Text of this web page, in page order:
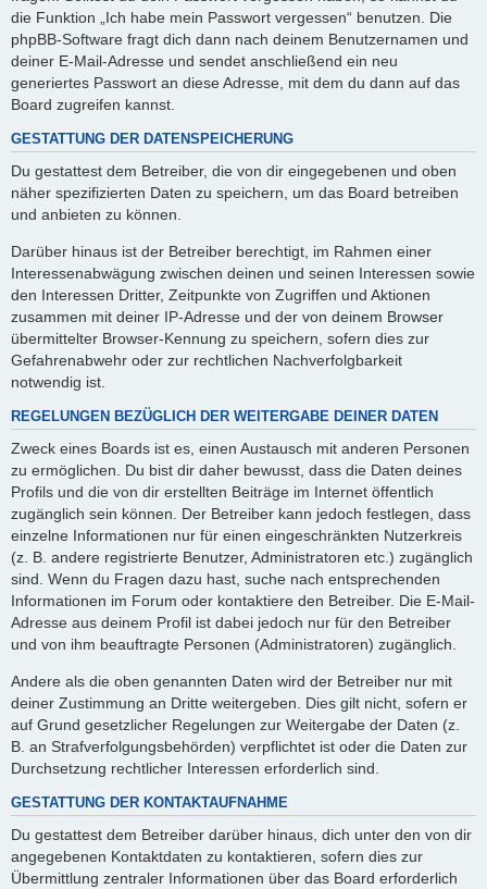
die Funktion „Ich habe mein Passwort vergessen“ benutzen. Die
phpBB-Software fragt dich dann nach deinem Benutzernamen und
deiner E-Mail-Adresse und sendet anschließend ein neu
generiertes Passwort an diese Adresse, mit dem du dann auf das
Board zugreifen kannst.
GESTATTUNG DER DATENSPEICHERUNG
Du gestattest dem Betreiber, die von dir eingegebenen und oben
näher spezifizierten Daten zu speichern, um das Board betreiben
und anbieten zu können.
Darüber hinaus ist der Betreiber berechtigt, im Rahmen einer
Interessenabwägung zwischen deinen und seinen Interessen sowie
den Interessen Dritter, Zeitpunkte von Zugriffen und Aktionen
zusammen mit deiner IP-Adresse und der von deinem Browser
übermittelter Browser-Kennung zu speichern, sofern dies zur
Gefahrenabwehr oder zur rechtlichen Nachverfolgbarkeit
notwendig ist.
REGELUNGEN BEZÜGLICH DER WEITERGABE DEINER DATEN
Zweck eines Boards ist es, einen Austausch mit anderen Personen
zu ermöglichen. Du bist dir daher bewusst, dass die Daten deines
Profils und die von dir erstellten Beiträge im Internet öffentlich
zugänglich sein können. Der Betreiber kann jedoch festlegen, dass
einzelne Informationen nur für einen eingeschränkten Nutzerkreis
(z. B. andere registrierte Benutzer, Administratoren etc.) zugänglich
sind. Wenn du Fragen dazu hast, suche nach entsprechenden
Informationen im Forum oder kontaktiere den Betreiber. Die E-Mail-
Adresse aus deinem Profil ist dabei jedoch nur für den Betreiber
und von ihm beauftragte Personen (Administratoren) zugänglich.
Andere als die oben genannten Daten wird der Betreiber nur mit
deiner Zustimmung an Dritte weitergeben. Dies gilt nicht, sofern er
auf Grund gesetzlicher Regelungen zur Weitergabe der Daten (z.
B. an Strafverfolgungsbehörden) verpflichtet ist oder die Daten zur
Durchsetzung rechtlicher Interessen erforderlich sind.
GESTATTUNG DER KONTAKTAUFNAHME
Du gestattest dem Betreiber darüber hinaus, dich unter den von dir
angegebenen Kontaktdaten zu kontaktieren, sofern dies zur
Übermittlung zentraler Informationen über das Board erforderlich